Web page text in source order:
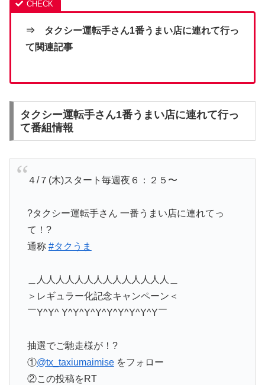
⇒ タクシー運転手さん1番うまい店に連れて行っ
て関連記事
タクシー運転手さん1番うまい店に連れて行っ
て番組情報
４/７(木)スタート毎週夜６：２５〜
?タクシー運転手さん 一番うまい店に連れてっ
て！?
通称 #タクうま
＿人人人人人人人人人人人人人人＿
＞レギュラー化記念キャンペーン＜
￣Y^Y^ Y^Y^Y^Y^Y^Y^Y^Y^Y￣
抽選でご馳走様が！?
①@tx_taxiumaimiseをフォロー
②この投稿をRT